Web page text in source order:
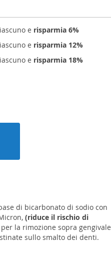
e risparmia 6%
e risparmia 12%
e risparmia 18%
di bicarbonato di sodio con
(riduce il rischio di
per la rimozione sopra gengivale
sullo smalto dei denti.